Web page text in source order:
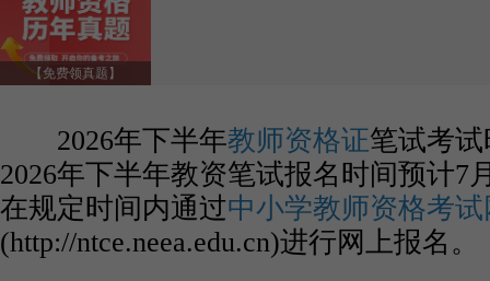
【免费领真题】
2026年下半年教师资格证笔试考
2026年下半年教资笔试报名时间预计7
在规定时间内通过中小学教师资格考试
(http://ntce.neea.edu.cn)进行网上报名。